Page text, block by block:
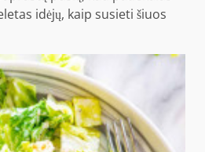
idėjų, kaip susieti šiuos